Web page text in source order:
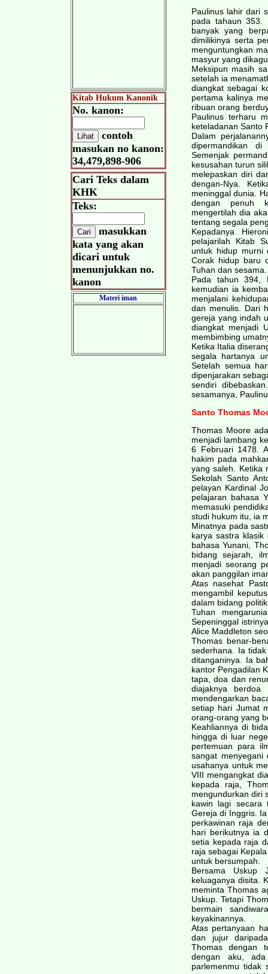
Kitab Hukum Kanonik
No. kanon:
contoh
masukan no kanon:
34,479,898-906
Cari Teks dalam
KHK
Teks:
masukkan
kata yang akan
dicari untuk
menunjukkan no.
kanon
Materi iman
Paulinus lahir dari
pada tahaun 353.
banyak yang
dimilikinya serta
menguntungkan
masyur yang
Meksipun masih
setelah ia
diangkat sebagai
pertama kalinya
ribuan orang
Paulinus terharu
keteladanan Santo
Dalam
dipermandikan
Semenjak
kesusahan turun
melepaskan diri
dengan-Nya.
meninggal dunia.
dengan penuh
mengertilah dia
tentang segala
Kepadanya
pelajarilah Kitab
untuk hidup murni
Corak hidup baru
Tuhan dan sesama.
Pada tahun 394,
kemudian ia
menjalani
dan menulis. Dari
gereja yang indah
diangkat menjadi
membimbing
Ketika Italia
segala hartanya
Setelah semua
dipenjarakan
sendiri
sesamanya,
Santo Thomas
Thomas Moore
menjadi lambang
6 Februari 1478.
hakim pada
yang saleh. Ketika
Sekolah Santo
pelayan Kardinal
pelajaran bahasa
memasuki
studi hukum itu, ia
Minatnya pada
karya sastra klasik
bahasa Yunani,
bidang sejarah,
menjadi seorang
akan panggilan
Atas nasehat
mengambil
dalam bidang
Tuhan
Sepeninggal
Alice Maddleton
Thomas benar-
sederhana. Ia
ditanganinya. Ia
kantor Pengadilan
tapa, doa dan
diajaknya
mendengarkan
setiap hari Jumat
orang-orang yang
Keahliannya di
hingga di luar
pertemuan para
sangat menyegani
usahanya untuk
VIII mengangkat
kepada raja,
mengundurkan diri
kawin lagi secara
Gereja di Inggris.
perkawinan raja
hari berikutnya ia
setia kepada raja
raja sebagai
untuk bersumpah.
Bersama Uskup
keluaganya disita.
meminta Thomas
Uskup. Tetapi
bermain
keyakinannya.
Atas pertanyaan
dan jujur
Thomas dengan
dengan aku,
parlemenmu tidak